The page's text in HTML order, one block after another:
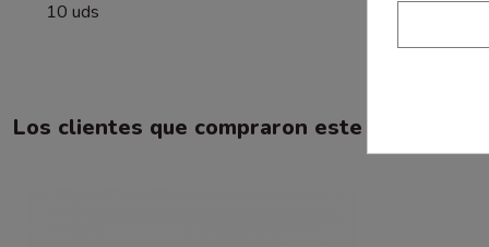
10 uds
Los clientes que compraron este producto